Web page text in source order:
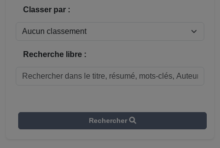
Classer par :
Recherche libre :
Rechercher